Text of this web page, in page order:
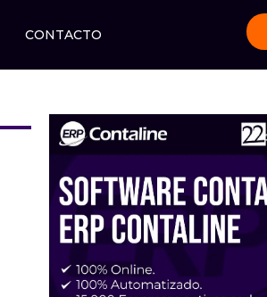
CONTACTO